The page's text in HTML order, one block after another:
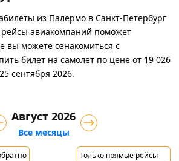
из Палермо в Санкт-Петербург
авиакомпаний поможет
вы можете ознакомиться с
билет на самолет по цене от 19 026
сентября 2026.
Только прямые рейсы
Август 2026
Все месяцы